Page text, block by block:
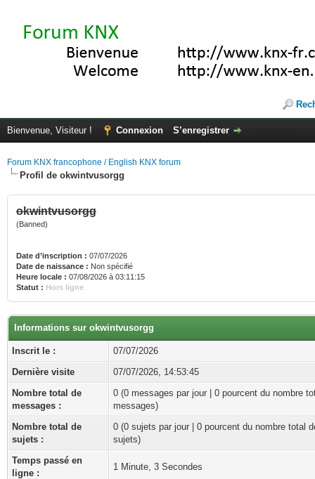
Bienvenue, Visiteur ! Connexion S’enregistrer
Forum KNX francophone / English KNX forum
Profil de okwintvusorgg
okwintvusorgg
(Banned)
Date d’inscription : 07/07/2026
Date de naissance : Non spécifié
Heure locale : 07/08/2026 à 03:11:15
Statut : Hors ligne
Informations sur okwintvusorgg
Inscrit le :
07/07/2026
Dernière visite
07/07/2026, 14:53:45
Nombre total de
messages :
0 (0 messages par jour | 0 pourcent du nombre
messages)
Nombre total de
sujets :
0 (0 sujets par jour | 0 pourcent du nombre total
sujets)
Temps passé en
ligne :
1 Minute, 3 Secondes